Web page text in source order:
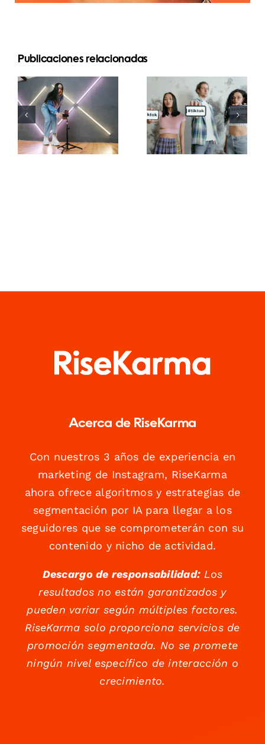
Publicaciones relacionadas
Top 5
Métodos
para
Aumentar el
Alcance
Orgánico en
Principales
generadores
de fuentes
de TikTok
para
subtítulos
Acerca de RiseKarma
Con nuestros 3 años de experiencia en
marketing de Instagram, RiseKarma
ahora ofrece algoritmos y estrategias de
segmentación por IA para llegar a los
seguidores que se comprometerán con su
contenido y nicho de actividad.
Descargo de responsabilidad:Los
resultados no están garantizados y
pueden variar según múltiples factores.
RiseKarma solo proporciona servicios de
promoción segmentada. No se promete
ningún nivel específico de interacción o
crecimiento.